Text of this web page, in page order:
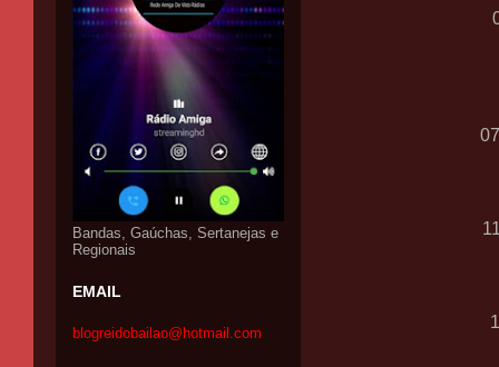
Bandas, Gaúchas, Sertanejas e
Regionais
EMAIL
blogreidobailao@hotmail.com